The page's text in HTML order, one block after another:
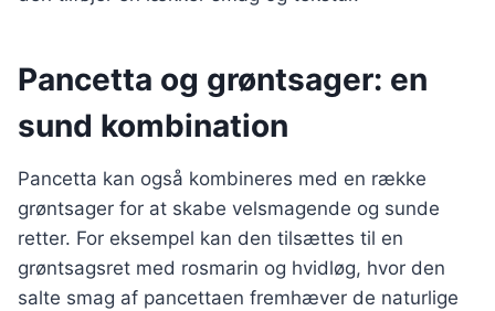
Pancetta og grøntsager: en
sund kombination
Pancetta kan også kombineres med en række
grøntsager for at skabe velsmagende og sunde
retter. For eksempel kan den tilsættes til en
grøntsagsret med rosmarin og hvidløg, hvor den
salte smag af pancettaen fremhæver de naturlige